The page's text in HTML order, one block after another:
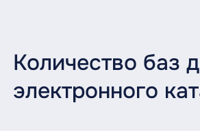
Количество баз
электронного